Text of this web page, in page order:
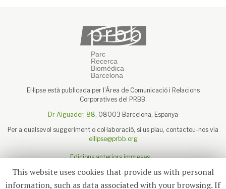
El·lipse està publicada per l’Àrea de Comunicació i Relacions
Corporatives del PRBB.
Dr Aiguader, 88, 08003 Barcelona, Espanya
Per a qualsevol suggeriment o col·laboració, si us plau, contacteu-nos via
ellipse@prbb.org
Edicions anteriors impreses
Sobre el PRBB
This website uses cookies that provide us with personal
information, such as data associated with your browsing. If